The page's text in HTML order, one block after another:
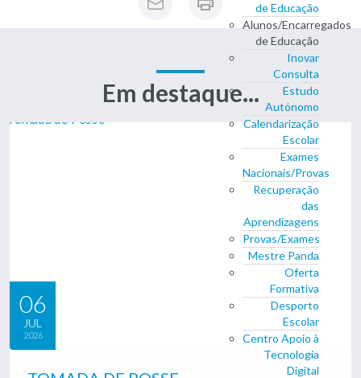
de Educação
Alunos/Encarregados
de Educação
Inovar
Consulta
Estudo
Autónomo
Calendarização
Escolar
Exames
Nacionais/Provas
Recuperação
das
Aprendizagens
Provas/Exames
Mestre Panda
Oferta
Formativa
Desporto
Escolar
Centro Apoio à
Tecnologia
Digital
Em destaque...
06
JUL
2026